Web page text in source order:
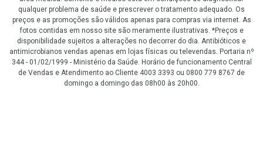
qualquer problema de saúde e prescrever o tratamento adequado. Os
preços e as promoções são válidos apenas para compras via internet. As
fotos contidas em nosso site são meramente ilustrativas. *Preços e
disponibilidade sujeitos a alterações no decorrer do dia. Antibióticos e
antimicrobianos vendas apenas em lojas físicas ou televendas. Portaria nº
344 - 01/02/1999 - Ministério da Saúde. Horário de funcionamento Central
de Vendas e Atendimento ao Cliente 4003 3393 ou 0800 779 8767 de
domingo a domingo das 08h00 às 20h00.